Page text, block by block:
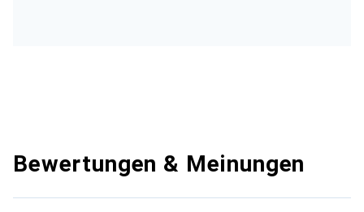
Bewertungen & Meinungen